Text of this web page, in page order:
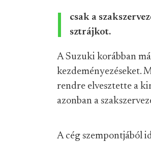
csak a
sztrájkot.
A Suzuki korábban
kezdeményezéseket.
rendre elvesztette a
azonban a
A cég szempontjából